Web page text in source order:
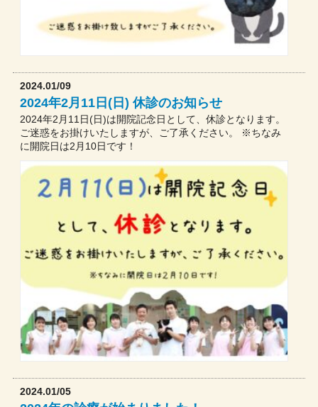
2024年2月11日(日) 休診のお知らせ
2024年2月11日(日)は開院記念日として、休診となります。
ご迷惑をお掛けいたしますが、ご了承ください。 ※ちなみ
に開院日は2月10日です！
2024.01/09
2024.01/05